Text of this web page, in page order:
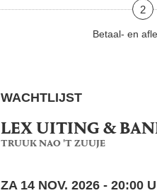
2
Betaal- en
WACHTLIJST
LEX UITING &
TRUUK NAO 'T ZUUJE
ZA 14 NOV. 2026 - 20:00